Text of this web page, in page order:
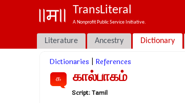
TransLiteral
A Nonprofit Public Service Initiative.
Literature Ancestry Dictionary
Dictionaries References
க கால்பாகம்
Script:Tamil